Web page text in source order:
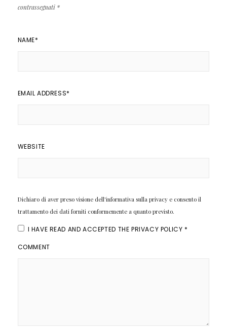
contrassegnati *
NAME*
EMAIL ADDRESS*
WEBSITE
Dichiaro di aver preso visione dell'informativa sulla privacy e consento il
trattamento dei dati forniti conformemente a quanto previsto.
I HAVE READ AND ACCEPTED THE PRIVACY POLICY *
COMMENT